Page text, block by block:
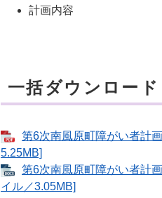
計画内容
一括ダウンロード
第6次南風原町障がい者計
5.25MB]
第6次南風原町障がい者計
イル／3.05MB]